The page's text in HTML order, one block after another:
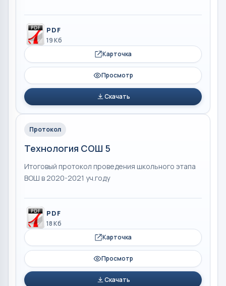
PDF
19 Кб
Карточка
Просмотр
Скачать
Протокол
Технология СОШ 5
Итоговый протокол проведения школьного этапа
ВОШ в 2020-2021 уч.году
PDF
18 Кб
Карточка
Просмотр
Скачать